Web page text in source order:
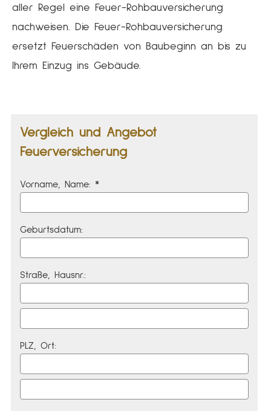
aller Regel eine Feuer-Rohbauversicherung
nachweisen. Die Feuer-Rohbauversicherung
ersetzt Feuerschäden von Baubeginn an bis zu
Ihrem Einzug ins Gebäude.
Vergleich und Angebot
Feuerversicherung
Vorname, Name: *
Geburts­datum:
Straße, Hausnr.:
PLZ, Ort: